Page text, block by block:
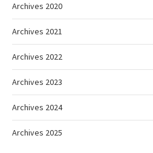
Archives 2020
Archives 2021
Archives 2022
Archives 2023
Archives 2024
Archives 2025